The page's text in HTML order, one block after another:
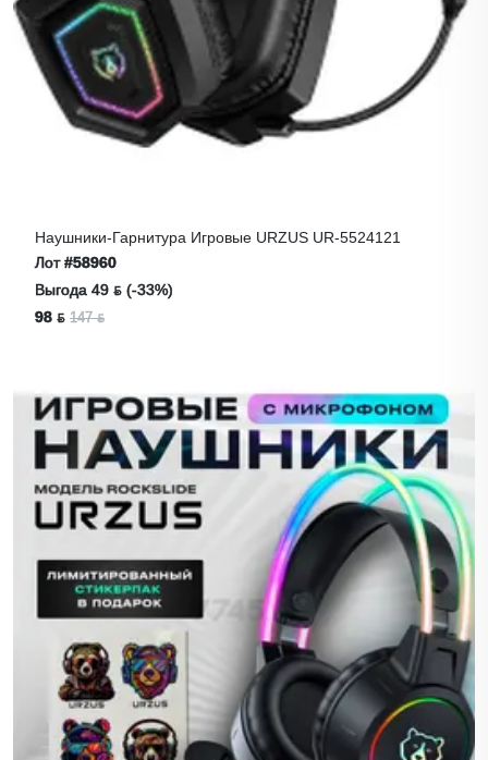
Наушники-Гарнитура Игровые URZUS UR-5524121
Лот#58960
Выгода 49 ƃ (-33%)
98 ƃ 147 ƃ